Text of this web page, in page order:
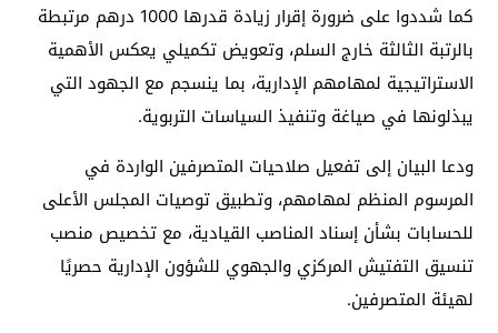
كما شددوا على ضرورة إقرار زيادة قدرها 1000 درهم مرتبطة
بالرتبة الثالثة خارج السلم، وتعويض تكميلي يعكس الأهمية
الاستراتيجية لمهامهم الإدارية، بما ينسجم مع الجهود التي
يبذلونها في صياغة وتنفيذ السياسات التربوية.
ودعا البيان إلى تفعيل صلاحيات المتصرفين الواردة في
المرسوم المنظم لمهامهم، وتطبيق توصيات المجلس الأعلى
للحسابات بشأن إسناد المناصب القيادية، مع تخصيص منصب
تنسيق التفتيش المركزي والجهوي للشؤون الإدارية حصريًا
لهيئة المتصرفين.